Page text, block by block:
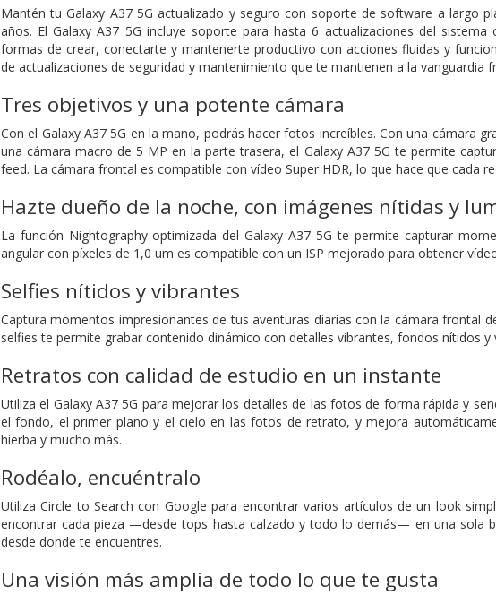
Mantén tu Galaxy A37 5G actualizado y seguro con soporte de software a largo
años. El Galaxy A37 5G incluye soporte para hasta 6 actualizaciones del
formas de crear, conectarte y mantenerte productivo con acciones fluidas y
de actualizaciones de seguridad y mantenimiento que te mantienen a la vanguardia
Tres objetivos y una potente cámara
Con el Galaxy A37 5G en la mano, podrás hacer fotos increíbles. Con una cámara
una cámara macro de 5 MP en la parte trasera, el Galaxy A37 5G te permite
feed. La cámara frontal es compatible con vídeo Super HDR, lo que hace que cada
Hazte dueño de la noche, con imágenes nítidas y
La función Nightography optimizada del Galaxy A37 5G te permite capturar
angular con píxeles de 1,0 um es compatible con un ISP mejorado para obtener
Selfies nítidos y vibrantes
Captura momentos impresionantes de tus aventuras diarias con la cámara frontal
selfies te permite grabar contenido dinámico con detalles vibrantes, fondos nítidos
Retratos con calidad de estudio en un instante
Utiliza el Galaxy A37 5G para mejorar los detalles de las fotos de forma rápida y
el fondo, el primer plano y el cielo en las fotos de retrato, y mejora
hierba y mucho más.
Rodéalo, encuéntralo
Utiliza Circle to Search con Google para encontrar varios artículos de un look
encontrar cada pieza —desde tops hasta calzado y todo lo demás— en una sola
desde donde te encuentres.
Una visión más amplia de todo lo que te gusta